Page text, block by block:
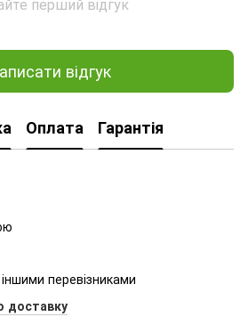
відгук
Оплата Гарантія
перевізниками
доставку